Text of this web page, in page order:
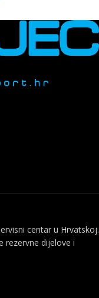
centar u Hrvatskoj.
rezervne dijelove i